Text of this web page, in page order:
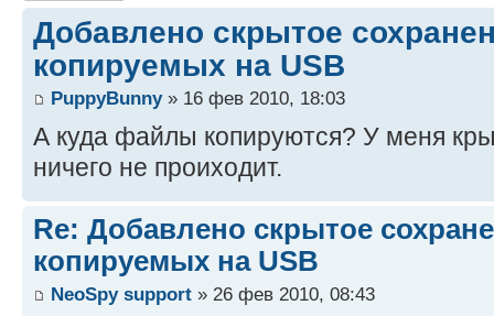
Добавлено скрытое
копируемых на USB
PuppyBunny» 16 фев 2010, 18:03
А куда файлы копируются? У меня
ничего не проиходит.
Re: Добавлено скрытое
копируемых на USB
NeoSpy support » 26 фев 2010, 08:43